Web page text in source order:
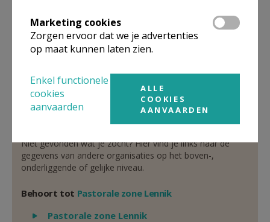
02 532 37 00
Stuur een mailtje
Organisatiestructuur
Niet gevonden wat je zocht? Hier vind je links naar de
gegevens van andere organisaties op het boven-,
onderliggende of gelijke niveau.
Behoort tot Pastorale zone Lennik
Weergeven
Pastorale zone Lennik
Marketing cookies
Zorgen ervoor dat we je advertenties
op maat kunnen laten zien.
Enkel functionele
cookies
aanvaarden
ALLE
COOKIES
AANVAARDEN